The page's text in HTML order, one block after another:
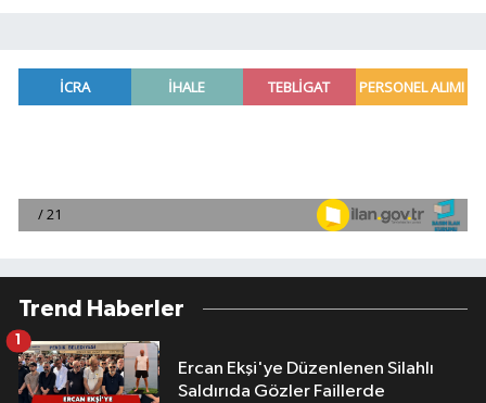
Trend Haberler
Ercan Ekşi'ye Düzenlenen Silahlı
Saldırıda Gözler Faillerde
1